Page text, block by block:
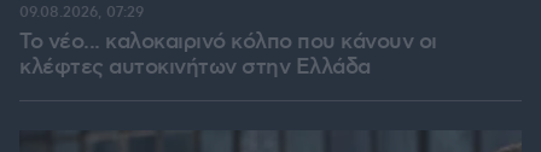
Το νέο... καλοκαιρινό κόλπο που κάνουν οι
κλέφτες αυτοκινήτων στην Ελλάδα
09.08.2026, 07:29